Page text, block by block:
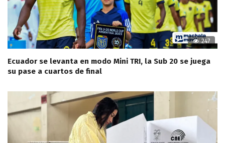
247
Ecuador se levanta en modo Mini TRI, la Sub 20 se juega
su pase a cuartos de final